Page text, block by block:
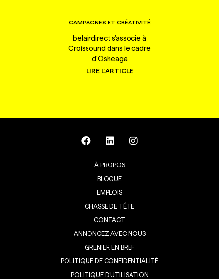
CAMPAGNES ET CRÉATIVITÉ
belairdirect s'associe à
Croissound dans le cadre
d'Osheaga
LIRE L'ARTICLE
À PROPOS
BLOGUE
EMPLOIS
CHASSE DE TÊTE
CONTACT
ANNONCEZ AVEC NOUS
GRENIER EN BREF
POLITIQUE DE CONFIDENTIALITÉ
POLITIQUE D’UTILISATION